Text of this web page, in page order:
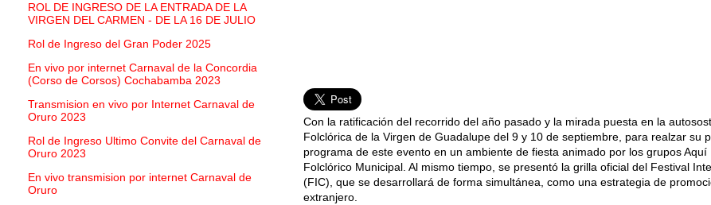
Con la ratificación del recorrido del año pasado y la mirada puesta en la
Folclórica de la Virgen de Guadalupe del 9 y 10 de septiembre, para realzar su
programa de este evento en un ambiente de fiesta animado por los grupos
Folclórico Municipal. Al mismo tiempo, se presentó la grilla oficial del Festival
(FIC), que se desarrollará de forma simultánea, como una estrategia de
extranjero.
ROL DE INGRESO DE LA ENTRADA DE LA
VIRGEN DEL CARMEN - DE LA 16 DE JULIO
Rol de Ingreso del Gran Poder 2025
En vivo por internet Carnaval de la Concordia
(Corso de Corsos) Cochabamba 2023
Transmision en vivo por Internet Carnaval de
Oruro 2023
Rol de Ingreso Ultimo Convite del Carnaval de
Oruro 2023
En vivo transmision por internet Carnaval de
Oruro